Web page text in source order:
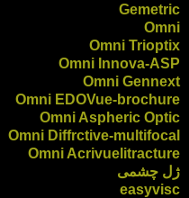
Gemetric
Omni
Omni Trioptix
Omni Innova-ASP
Omni Gennext
Omni EDOVue-brochure
Omni Aspheric Optic
Omni Diffrctive-multifocal
Omni Acrivuelitracture
ژل چشمی
easyvisc